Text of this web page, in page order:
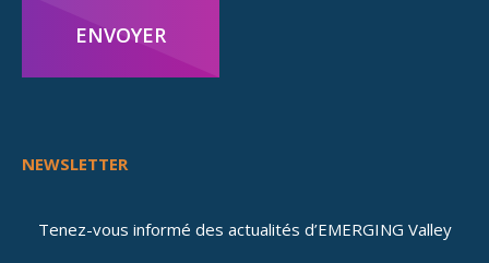
ENVOYER
NEWSLETTER
Tenez-vous informé des actualités d’EMERGING Valley